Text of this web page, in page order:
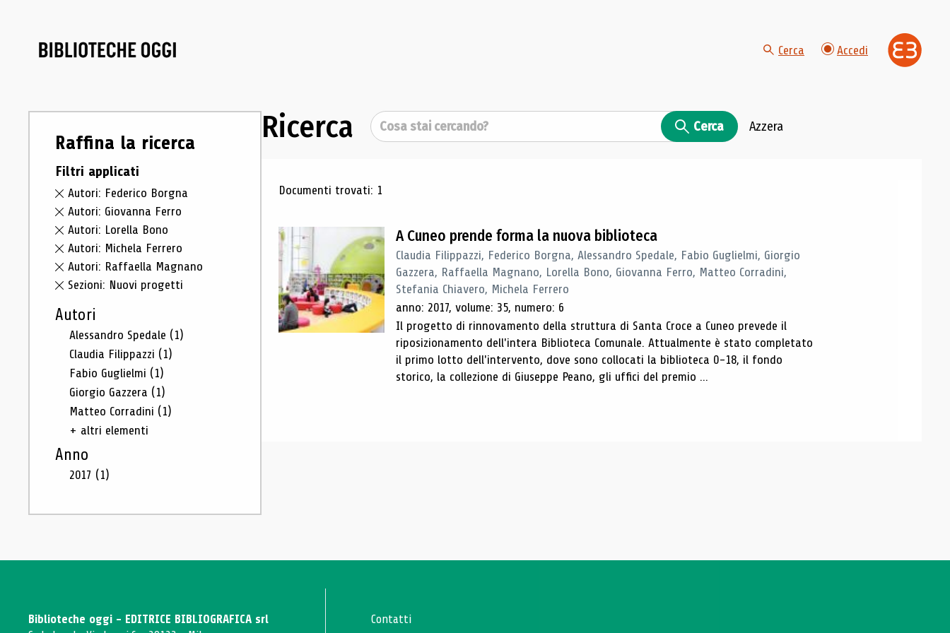
Cerca Accedi
Raffina la ricerca
Filtri applicati
Autori: Federico Borgna
Autori: Giovanna Ferro
Autori: Lorella Bono
Autori: Michela Ferrero
Autori: Raffaella Magnano
Sezioni: Nuovi progetti
Autori
Alessandro Spedale (1)
Claudia Filippazzi (1)
Fabio Guglielmi (1)
Giorgio Gazzera (1)
Matteo Corradini (1)
+ altri elementi
Anno
2017 (1)
Ricerca Cerca Cerca Azzera
Risultati di ricerca
Documenti trovati: 1
A Cuneo prende forma la nuova biblioteca
Claudia Filippazzi, Federico Borgna, Alessandro Spedale, Fabio Guglielmi, Giorgio
Gazzera, Raffaella Magnano, Lorella Bono, Giovanna Ferro, Matteo Corradini,
Stefania Chiavero, Michela Ferrero
anno: 2017, volume: 35, numero: 6
Il progetto di rinnovamento della struttura di Santa Croce a Cuneo prevede il
riposizionamento dell'intera Biblioteca Comunale. Attualmente è stato completato
il primo lotto dell'intervento, dove sono collocati la biblioteca 0-18, il fondo
storico, la collezione di Giuseppe Peano, gli uffici del premio ...
Biblioteche oggi - EDITRICE BIBLIOGRAFICA srl
Contatti